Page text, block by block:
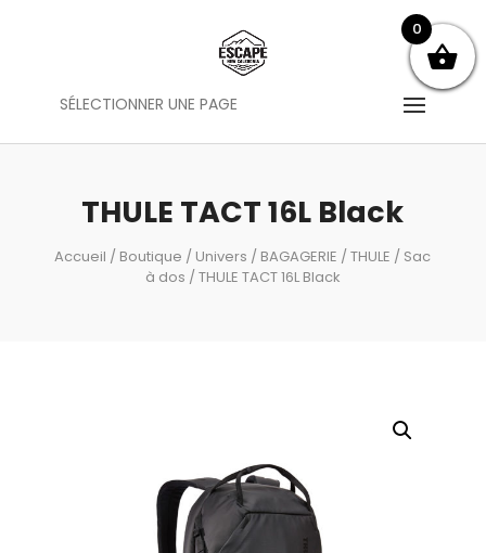
SÉLECTIONNER UNE PAGE
THULE TACT 16L Black
Accueil / Boutique / Univers / BAGAGERIE /THULE / Sac
à dos / THULE TACT 16L Black
0